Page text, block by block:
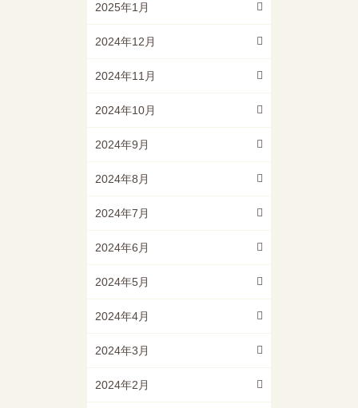
2025年1月
2024年12月
2024年11月
2024年10月
2024年9月
2024年8月
2024年7月
2024年6月
2024年5月
2024年4月
2024年3月
2024年2月